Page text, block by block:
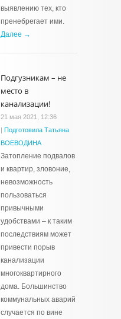
выявлению тех, кто
пренебрегает ими.
Далее →
Подгузникам – не
место в
канализации!
21 мая 2021, 12:36
| Подготовила Татьяна
ВОЕВОДИНА
Затопление подвалов
и квартир, зловоние,
невозможность
пользоваться
привычными
удобствами – к таким
последствиям может
привести порыв
канализации
многоквартирного
дома. Большинство
коммунальных аварий
случается по вине